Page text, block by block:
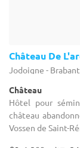
château
1-300